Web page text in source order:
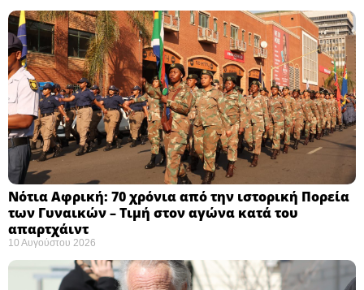
Νότια Αφρική: 70 χρόνια από την ιστορική Πορεία
των Γυναικών – Τιμή στον αγώνα κατά του
απαρτχάιντ ​
10 Αυγούστου 2026